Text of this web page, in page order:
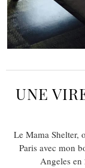
UNE
Le Mama Shelter,
Paris avec mon
Angeles